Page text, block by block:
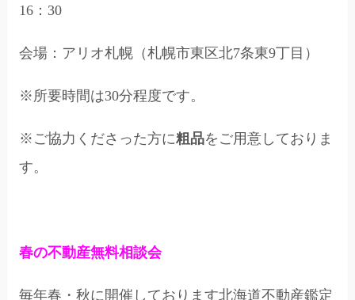
16：30
会場：アリオ札幌（札幌市東区北7条東9丁目）
※所要時間は30分程度です。
※ご協力くださった方に粗品をご用意しておりま
す。
春の不動産無料相談会
毎年春・秋に開催しております北海道不動産鑑定